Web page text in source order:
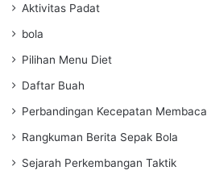
Aktivitas Padat
bola
Pilihan Menu Diet
Daftar Buah
Perbandingan Kecepatan Membaca
Rangkuman Berita Sepak Bola
Sejarah Perkembangan Taktik